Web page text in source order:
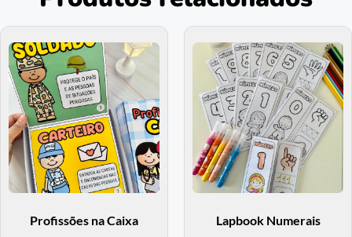
Profissões na Caixa
Lapbook Numerais